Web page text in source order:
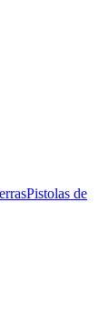
Pistolas de